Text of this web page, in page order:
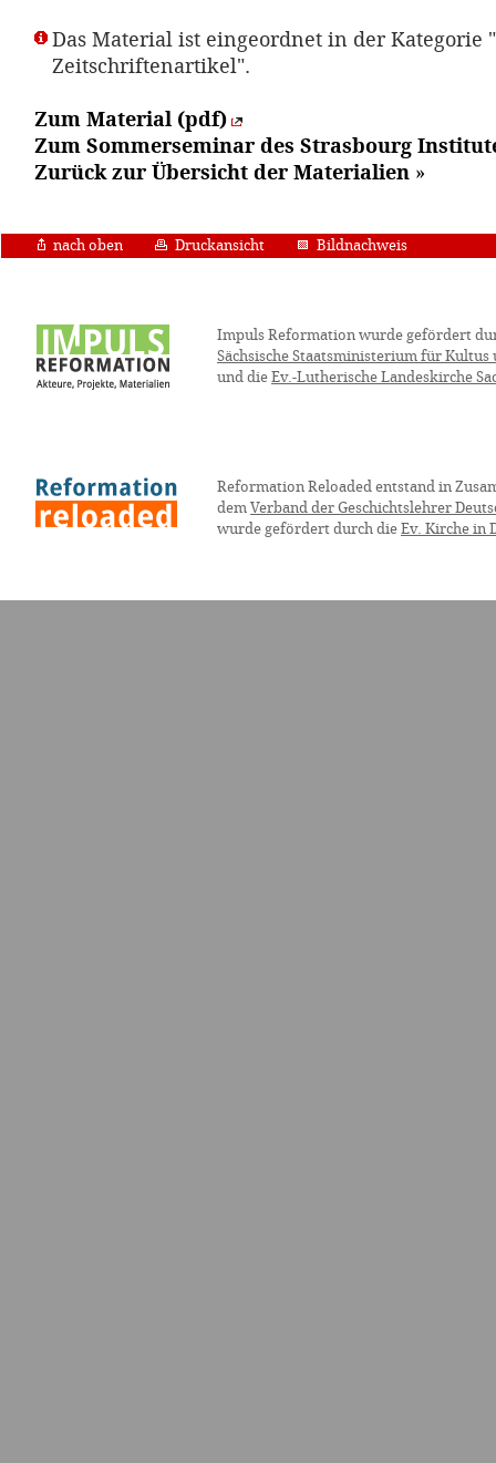
Das Material ist eingeordnet in der Kategorie
Zeitschriftenartikel".
Zum Material (pdf)
Zum Sommerseminar des Strasbourg
Zurück zur Übersicht der Materialien »
nach oben Druckansicht Bildnachweis
Impuls Reformation wurde gefördert
Sächsische Staatsministerium für Kultus
und die Ev.-Lutherische Landeskirche
Reformation Reloaded entstand in
dem Verband der Geschichtslehrer
wurde gefördert durch die Ev. Kirche in